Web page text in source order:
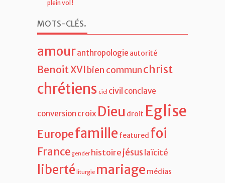
plein vol !
MOTS-CLÉS.
amouranthropologie autorité
Benoit XVIbien communchrist
chrétiens ciel civil conclave
conversion croix Dieu droit Eglise
Europefamille featured foi
Francegender histoire jésus laïcité
liberté liturgie mariage médias